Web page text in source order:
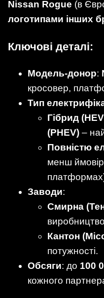
Nissan Rogue (в
логотипами інших
Ключові деталі:
Модель-донор:
кросовер,
Тип
Гібрид
(PHEV) –
Повністю
менш
Заводи:
Смирна
Кантон
потужності.
Обсяги: до 100
кожного